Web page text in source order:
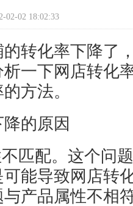
02-02 18:02:33
转化率下降了
一下网店转化
方法。
的原因
匹配。这个问
能导致网店转
产品属性不相